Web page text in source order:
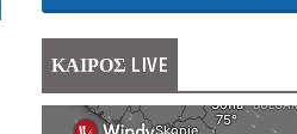
ΚΑΙΡΟΣ LIVE